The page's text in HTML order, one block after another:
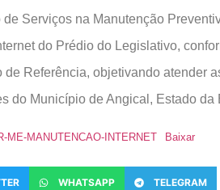
Serviços na Manutenção
do Prédio do Legislativo,
Referência, objetivando atender
do Município de Angical, Estado da
ME-MANUTENCAO-INTERNET Baixar
WHATSAPP TELEGRAM